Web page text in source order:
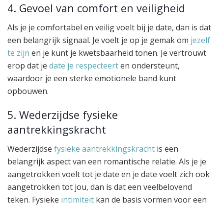
4. Gevoel van comfort en veiligheid
Als je je comfortabel en veilig voelt bij je date, dan is dat
een belangrijk signaal. Je voelt je op je gemak om jezelf
te zijn en je kunt je kwetsbaarheid tonen. Je vertrouwt
erop dat je date je respecteerten ondersteunt,
waardoor je een sterke emotionele band kunt
opbouwen.
5. Wederzijdse fysieke
aantrekkingskracht
Wederzijdse fysieke aantrekkingskracht is een
belangrijk aspect van een romantische relatie. Als je je
aangetrokken voelt tot je date en je date voelt zich ook
aangetrokken tot jou, dan is dat een veelbelovend
teken. Fysieke intimiteit kan de basis vormen voor een